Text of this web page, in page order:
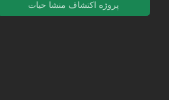
پروژه اکتشاف منشا حیات